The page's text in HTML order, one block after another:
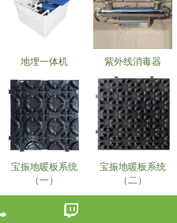
地埋一体机 紫外线消毒器
宝振地暖板系统
（一）
宝振地暖板系统
（二）